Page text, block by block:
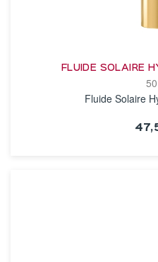
FLUIDE SOLAIRE
Fluide Solaire